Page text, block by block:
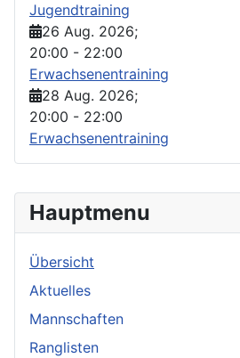
Hauptmenu
Übersicht
Aktuelles
Mannschaften
Ranglisten
Jugendtraining
26 Aug. 2026;
20:00 - 22:00
Erwachsenentraining
28 Aug. 2026;
20:00 - 22:00
Erwachsenentraining